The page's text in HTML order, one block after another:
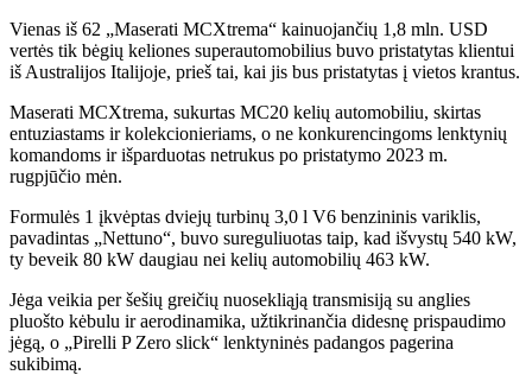
Vienas iš 62 „Maserati MCXtrema“ kainuojančių 1,8 mln. USD
vertės tik bėgių keliones superautomobilius buvo pristatytas klientui
iš Australijos Italijoje, prieš tai, kai jis bus pristatytas į vietos krantus.
Maserati MCXtrema, sukurtas MC20 kelių automobiliu, skirtas
entuziastams ir kolekcionieriams, o ne konkurencingoms lenktynių
komandoms ir išparduotas netrukus po pristatymo 2023 m.
rugpjūčio mėn.
Formulės 1 įkvėptas dviejų turbinų 3,0 l V6 benzininis variklis,
pavadintas „Nettuno“, buvo sureguliuotas taip, kad išvystų 540 kW,
ty beveik 80 kW daugiau nei kelių automobilių 463 kW.
Jėga veikia per šešių greičių nuosekliąją transmisiją su anglies
pluošto kėbulu ir aerodinamika, užtikrinančia didesnę prispaudimo
jėgą, o „Pirelli P Zero slick“ lenktyninės padangos pagerina
sukibimą.